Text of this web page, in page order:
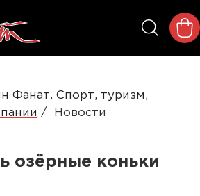
Фанат. Спорт, туризм,
Новости
озёрные коньки